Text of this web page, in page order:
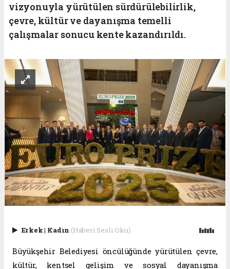
vizyonuyla yürütülen sürdürülebilirlik,
çevre, kültür ve dayanışma temelli
çalışmalar sonucu kente kazandırıldı.
Erkek| Kadın (Haberi Sesli Oku)
Büyükşehir Belediyesi öncülüğünde yürütülen çevre,
kültür, kentsel gelişim ve sosyal dayanışma